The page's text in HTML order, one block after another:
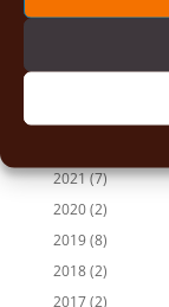
2026(2)
2021(7)
2020(2)
2019(8)
2018(2)
2017(2)